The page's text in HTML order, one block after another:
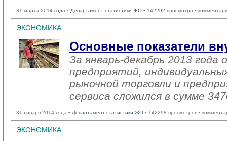
31 марта 2014 года • Департамент статистики ЖО • 142292 просмотра •
ЭКОНОМИКА
Основные показатели
За январь-декабрь 2013
предприятий,
рыночной торговли и
сервиса сложился в сумме
31 января 2014 года • Департамент статистики ЖО • 142298 просмотров •
ЭКОНОМИКА